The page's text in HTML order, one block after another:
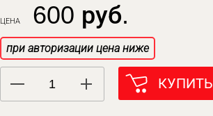
ЦЕНА 600 руб.
при авторизации цена ниже
КУПИТЬ